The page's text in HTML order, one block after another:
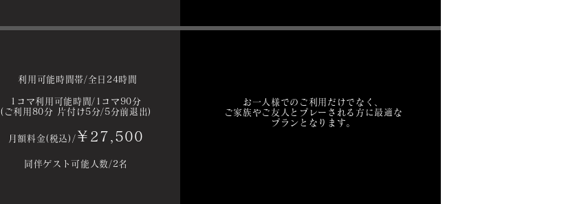
利用可能時間帯/全日24時間
1 コマ利用可能時間/1コマ90分
(ご利用80分 片付け5分/5分前退出)
月額料金(税込)/ ￥ 27,500
同伴ゲスト可能人数/2名
お一人様でのご利用だけでなく、
ご家族やご友人とプレーされる方に最適な
プランとなります。